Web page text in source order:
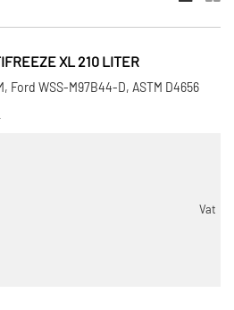
XL 210 LITER
Ford WSS-M97B44-D, ASTM D4656
Vat